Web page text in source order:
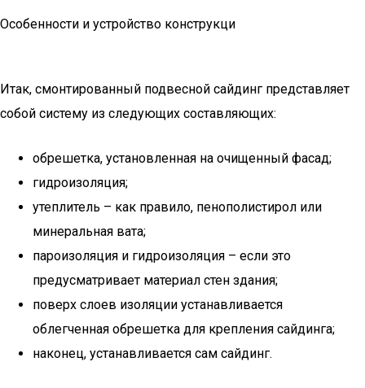
Особенности и устройство конструкци
Итак, смонтированный подвесной сайдинг представляет
собой систему из следующих составляющих:
обрешетка, установленная на очищенный фасад;
гидроизоляция;
утеплитель – как правило, пенополистирол или
минеральная вата;
пароизоляция и гидроизоляция – если это
предусматривает материал стен здания;
поверх слоев изоляции устанавливается
облегченная обрешетка для крепления сайдинга;
наконец, устанавливается сам сайдинг.